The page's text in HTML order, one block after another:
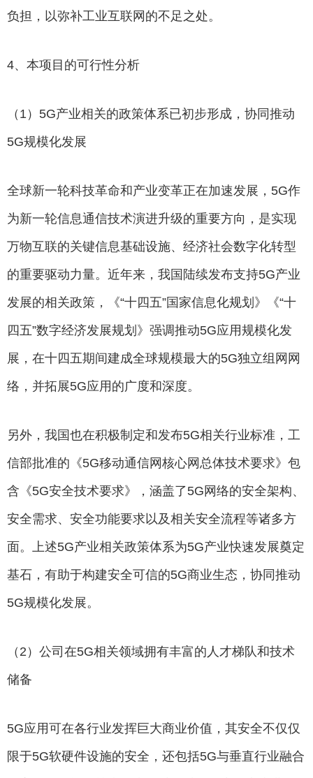
负担，以弥补工业互联网的不足之处。
4、本项目的可行性分析
（1）5G产业相关的政策体系已初步形成，协同推动
5G规模化发展
全球新一轮科技革命和产业变革正在加速发展，5G作
为新一轮信息通信技术演进升级的重要方向，是实现
万物互联的关键信息基础设施、经济社会数字化转型
的重要驱动力量。近年来，我国陆续发布支持5G产业
发展的相关政策，《“十四五”国家信息化规划》《“十
四五”数字经济发展规划》强调推动5G应用规模化发
展，在十四五期间建成全球规模最大的5G独立组网网
络，并拓展5G应用的广度和深度。
另外，我国也在积极制定和发布5G相关行业标准，工
信部批准的《5G移动通信网核心网总体技术要求》包
含《5G安全技术要求》，涵盖了5G网络的安全架构、
安全需求、安全功能要求以及相关安全流程等诸多方
面。上述5G产业相关政策体系为5G产业快速发展奠定
基石，有助于构建安全可信的5G商业生态，协同推动
5G规模化发展。
（2）公司在5G相关领域拥有丰富的人才梯队和技术
储备
5G应用可在各行业发挥巨大商业价值，其安全不仅仅
限于5G软硬件设施的安全，还包括5G与垂直行业融合